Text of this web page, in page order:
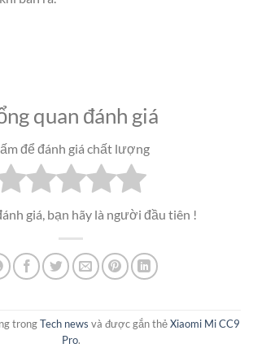
quan đánh giá
để đánh giá chất lượng
giá, bạn hãy là người đầu tiên !
trongTech news và được gắn thẻXiaomi Mi CC9
Pro.